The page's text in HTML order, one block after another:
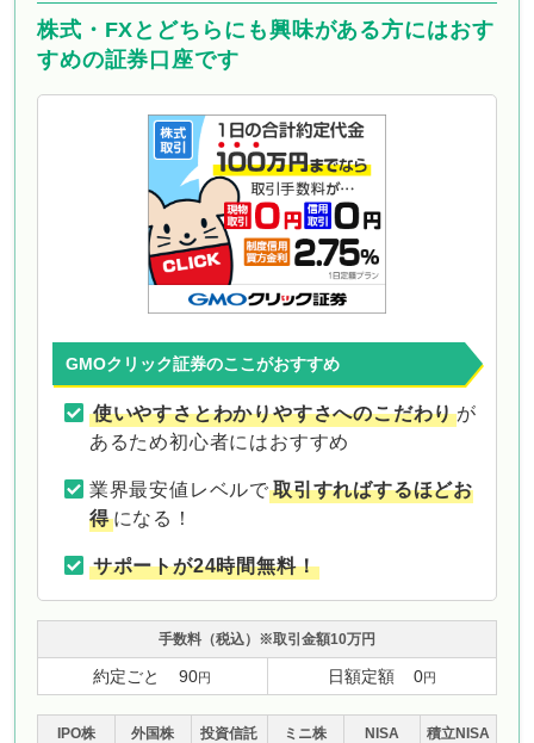
株式・FXとどちらにも興味がある方にはおす
すめの証券口座です
GMOクリック証券のここがおすすめ
使いやすさとわかりやすさへのこだわり が
あるため初心者にはおすすめ
業界最安値レベルで 取引すればするほどお
得になる！
サポートが24時間無料！
手数料（税込） ※取引金額10万円
約定ごと 90円 日額定額 0円
IPO株 外国株 投資信託 ミニ株 NISA 積立NISA